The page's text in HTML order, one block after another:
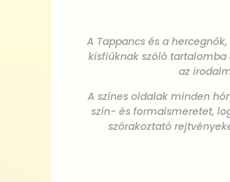
A Tappancs és a
kisfiúknak szóló
az
A színes oldalak minden
szín- és formaismeretet,
szórakoztató